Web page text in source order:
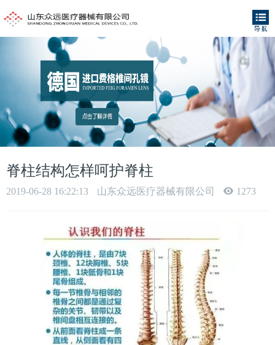
脊柱结构怎样呵护脊柱
2019-06-28 16:22:13 山东众远医疗器械有限公司 1273